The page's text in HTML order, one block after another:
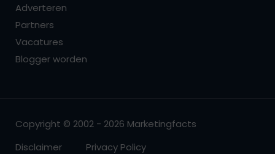
Adverteren
Partners
Vacatures
Blogger worden
Copyright © 2002 - 2026 Marketingfacts
Disclaimer
Privacy Policy